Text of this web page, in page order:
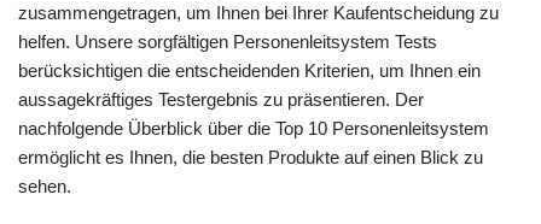
zusammengetragen, um Ihnen bei Ihrer Kaufentscheidung zu
helfen. Unsere sorgfältigen Personenleitsystem Tests
berücksichtigen die entscheidenden Kriterien, um Ihnen ein
aussagekräftiges Testergebnis zu präsentieren. Der
nachfolgende Überblick über die Top 10 Personenleitsystem
ermöglicht es Ihnen, die besten Produkte auf einen Blick zu
sehen.